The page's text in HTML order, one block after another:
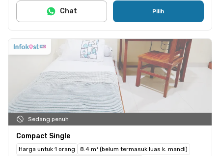
Pilih
Chat
Sedang penuh
Compact Single
Harga untuk 1 orang
8.4 m² (belum termasuk luas k. mandi)